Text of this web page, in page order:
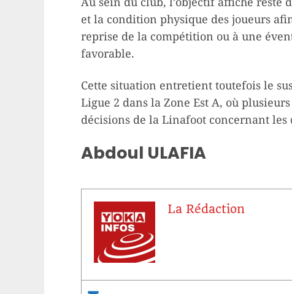
et la condition physique des joueurs
reprise de la compétition ou à une
favorable.
Cette situation entretient toutefois le
Ligue 2 dans la Zone Est A, où
décisions de la Linafoot concernant les
Abdoul ULAFIA
La Rédaction